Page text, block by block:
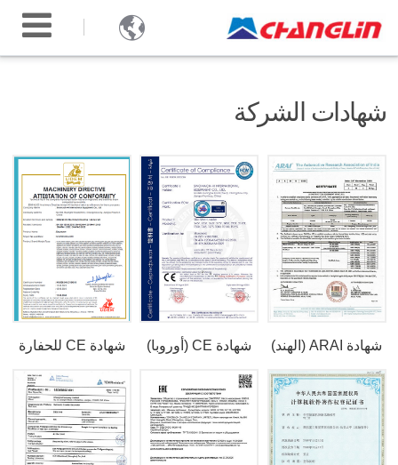

شهادات الشركة
شهادة ARAI (الهند) شهادة CE (أوروبا) شهادة CE للحفارة